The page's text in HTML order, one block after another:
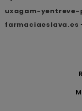
uxagam-
farmaciaeslava.es